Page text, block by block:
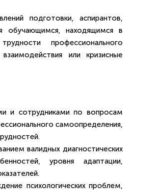
подготовки, аспирантов,
обучающимся, находящимся в
профессионального
или кризисные
и сотрудниками по вопросам
самоопределения,
валидных диагностических
уровня адаптации,
психологических проблем,